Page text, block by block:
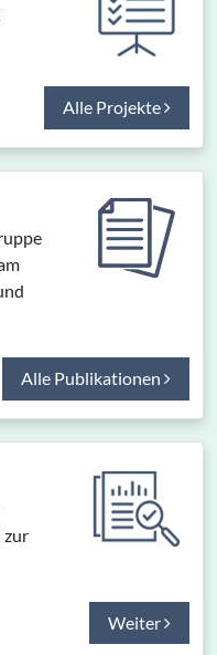
Alle Projekte
Alle Publikationen
zur
Weiter